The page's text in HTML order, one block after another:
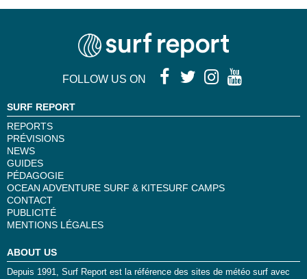
FOLLOW US ON
SURF REPORT
REPORTS
PRÉVISIONS
NEWS
GUIDES
PÉDAGOGIE
OCEAN ADVENTURE SURF & KITESURF CAMPS
CONTACT
PUBLICITÉ
MENTIONS LÉGALES
ABOUT US
Depuis 1991, Surf Report est la référence des sites de météo surf avec